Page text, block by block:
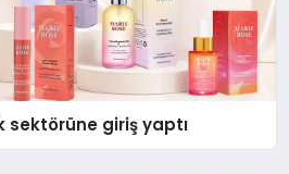
sektörüne giriş yaptı